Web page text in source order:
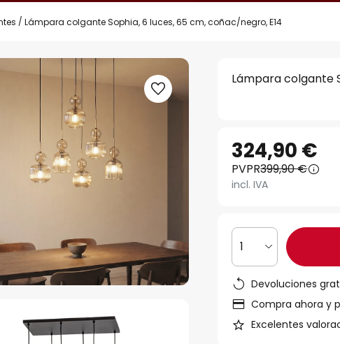
Lámpara colgante Sophia, 6 luces, 65 cm, coñac/negro, E14
Lámpara colgante
324,90 €
PVPR399,90 €
incl. IVA
1
Devoluciones
Compra ahora y
Excelentes